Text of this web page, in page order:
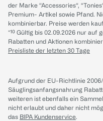
der Marke “Accessories“,
Premium- Artikel sowie Pfand.
kombinierbar. Preise werden
*¹⁰ Gültig bis 02.09.2026 nur
Rabatten und Aktionen
Preisliste der letzten 30 Tage
Aufgrund der EU-Richtlinie
Säuglingsanfangsnahrung
weiteren ist ebenfalls ein
nicht erlaubt und daher nicht
das BIPA Kundenservice.